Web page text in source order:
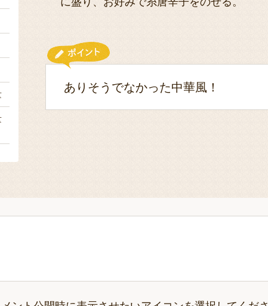
ありそうでなかった中華風！